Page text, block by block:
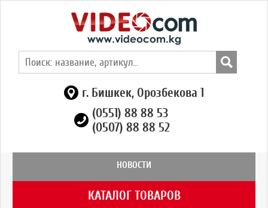
г. Бишкек, Орозбекова 1
(0551) 88 88 53
(0507) 88 88 52
НОВОСТИ
КАТАЛОГ ТОВАРОВ